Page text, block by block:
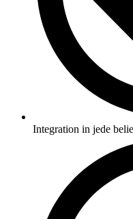
Integration in jede